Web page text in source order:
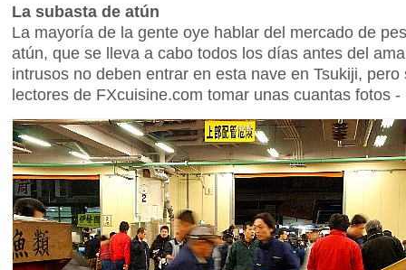
La subasta de atún
La mayoría de la gente oye hablar del mercado de
atún, que se lleva a cabo todos los días antes del
intrusos no deben entrar en esta nave en Tsukiji,
lectores de FXcuisine.com tomar unas cuantas fotos